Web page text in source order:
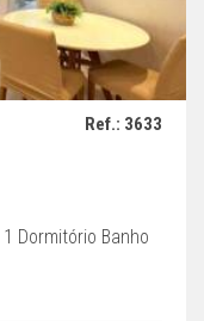
Ref.: 3633
1 Dormitório Banho